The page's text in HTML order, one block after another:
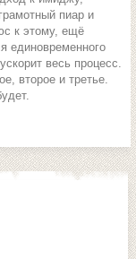
пиар и
к этому, ещё
единовременного
весь процесс.
второе и третье.